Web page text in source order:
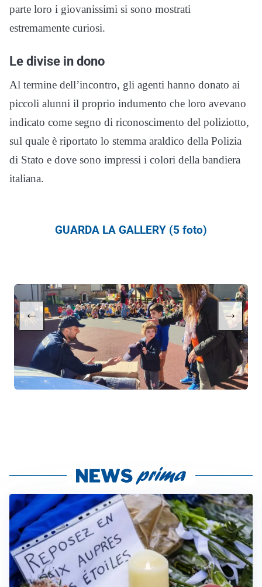
parte loro i giovanissimi si sono mostrati
estremamente curiosi.
Le divise in dono
Al termine dell’incontro, gli agenti hanno donato ai
piccoli alunni il proprio indumento che loro avevano
indicato come segno di riconoscimento del poliziotto,
sul quale è riportato lo stemma araldico della Polizia
di Stato e dove sono impressi i colori della bandiera
italiana.
GUARDA LA GALLERY (5 foto)
← →